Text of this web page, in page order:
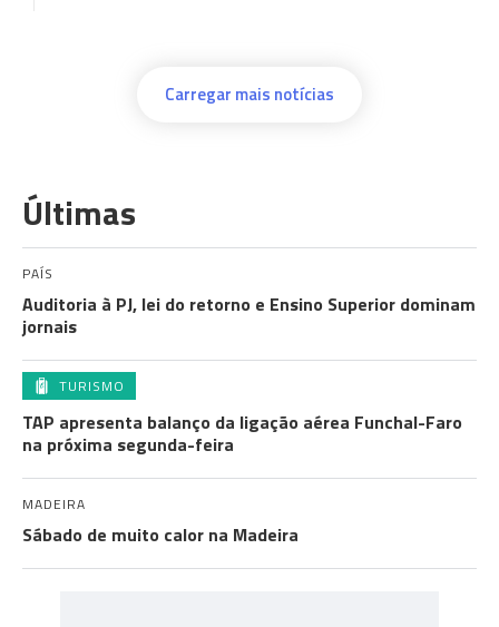
Carregar mais notícias
Últimas
PAÍS
Auditoria à PJ, lei do retorno e Ensino Superior dominam
jornais
TURISMO
TAP apresenta balanço da ligação aérea Funchal-Faro
na próxima segunda-feira
MADEIRA
Sábado de muito calor na Madeira